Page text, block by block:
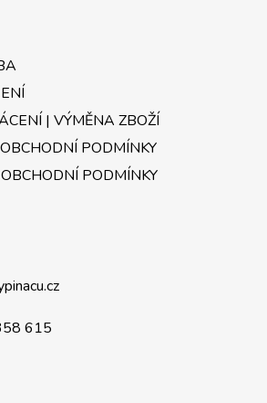
| VÝMĚNA ZBOŽÍ
PODMÍNKY
PODMÍNKY
615